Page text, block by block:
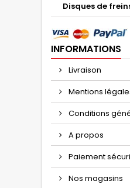
Disques de
INFORMATIONS
Livraison
Mentions
Conditions
A propos
Paiement
Nos magasins